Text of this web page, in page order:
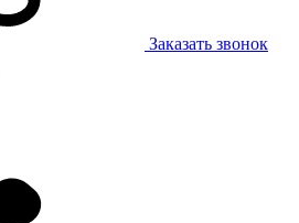
Заказать звонок